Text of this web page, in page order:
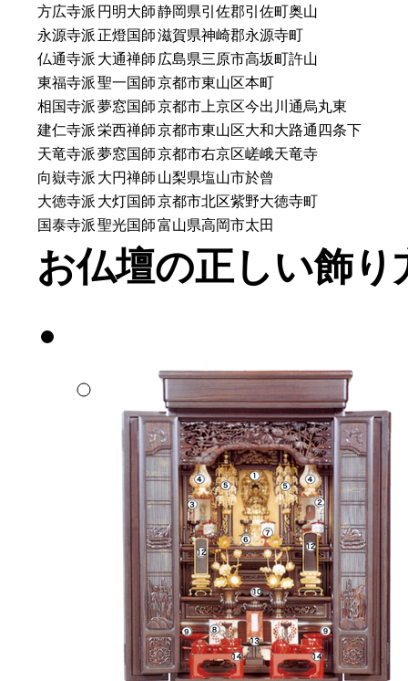
方広寺派円明大師静岡県引佐郡引佐町奥山
永源寺派正燈国師滋賀県神崎郡永源寺町
仏通寺派大通禅師広島県三原市高坂町許山
東福寺派聖一国師京都市東山区本町
相国寺派夢窓国師京都市上京区今出川通烏丸東
建仁寺派栄西禅師京都市東山区大和大路通四条下
天竜寺派夢窓国師京都市右京区嵯峨天竜寺
向嶽寺派大円禅師山梨県塩山市於曾
大徳寺派大灯国師京都市北区紫野大徳寺町
国泰寺派聖光国師富山県高岡市太田
お仏壇の正しい飾